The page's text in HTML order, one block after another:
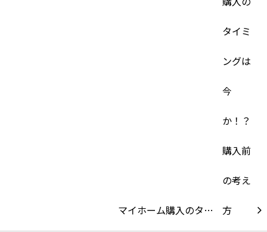
マイホーム購入のタ…